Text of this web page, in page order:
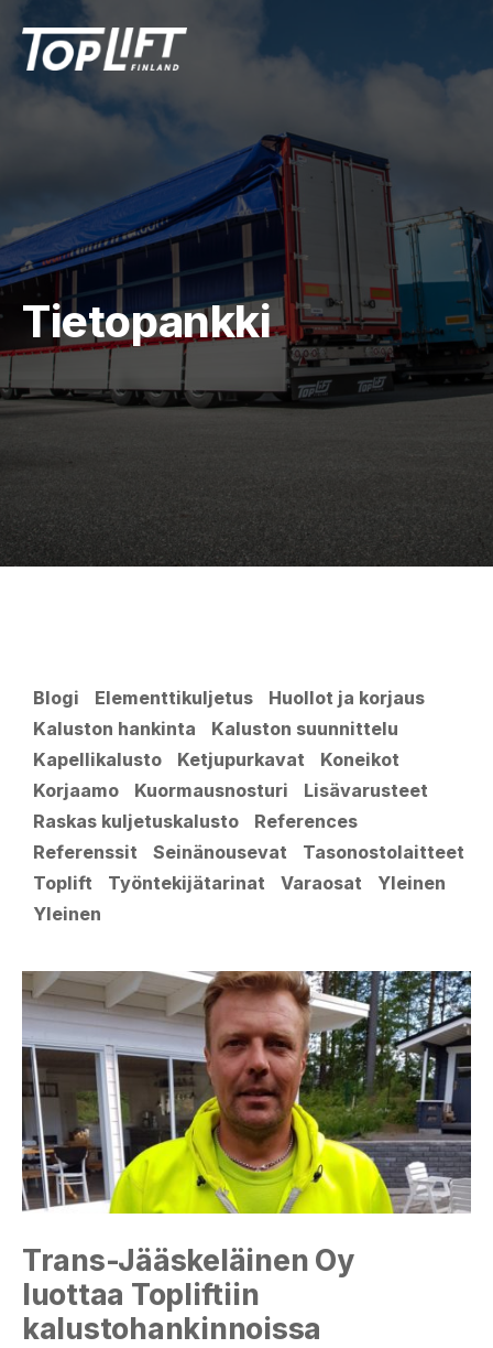
Tietopankki
Blogi Elementtikuljetus
Huollot ja korjaus
Kaluston hankinta
Kaluston suunnittelu
Kapellikalusto
Ketjupurkavat
Koneikot
Korjaamo
Kuormausnosturi
Lisävarusteet
Raskas kuljetuskalusto
References
Referenssit
Seinänousevat
Tasonostolaitteet
Toplift
Työntekijätarinat Varaosat
Yleinen
Yleinen
Trans-Jääskeläinen Oy
luottaa Topliftiin
kalustohankinnoissa